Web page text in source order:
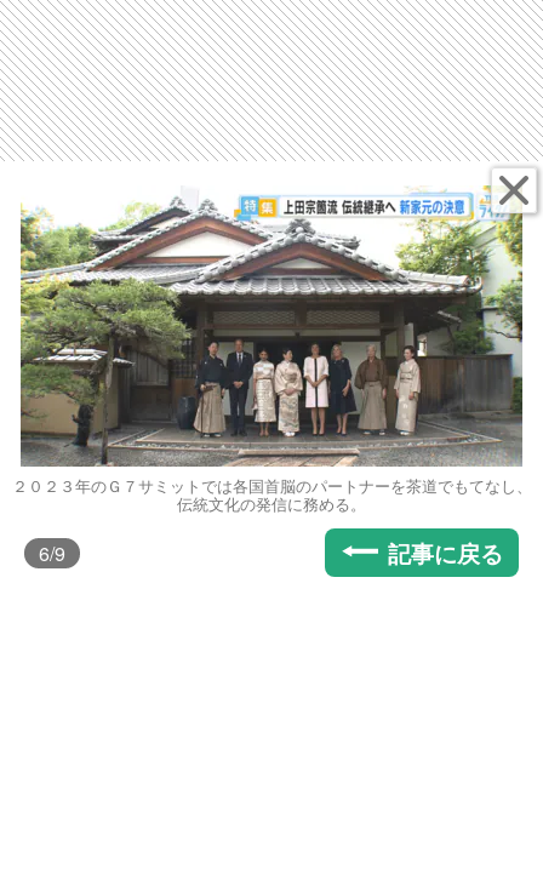
２０２３年のＧ７サミットでは各国首脳のパートナーを茶道でもてなし、
伝統文化の発信に務める。
6/9 記事に戻る